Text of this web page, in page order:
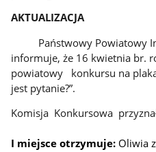
AKTUALIZACJA
Państwowy Powiatowy
informuje, że 16 kwietnia br.
powiatowy konkursu na
jest pytanie?”.
Komisja Konkursowa
I miejsce otrzymuje: Oliwia